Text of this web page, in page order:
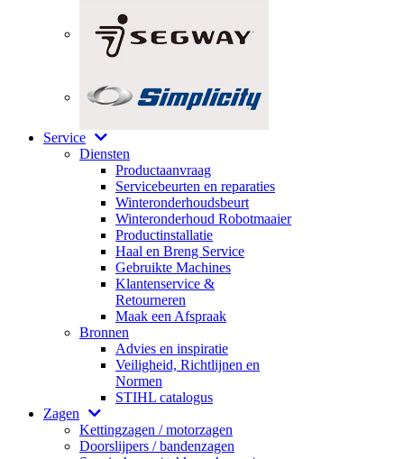
Service
Diensten
Productaanvraag
Servicebeurten en reparaties
Winteronderhoudsbeurt
Winteronderhoud Robotmaaier
Productinstallatie
Haal en Breng Service
Gebruikte Machines
Klantenservice &
Retourneren
Maak een Afspraak
Bronnen
Advies en inspiratie
Veiligheid, Richtlijnen en
Normen
STIHL catalogus
Zagen
Kettingzagen / motorzagen
Doorslijpers / bandenzagen